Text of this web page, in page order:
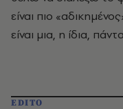
είναι πιο
είναι μια, η ίδια,
EDITO